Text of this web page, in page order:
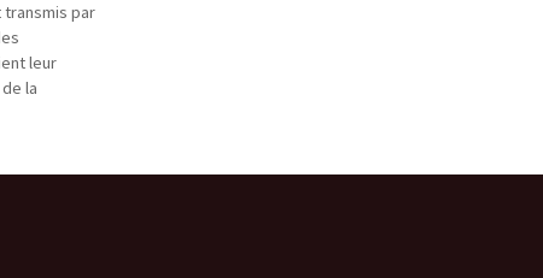
transmis par
leur
la